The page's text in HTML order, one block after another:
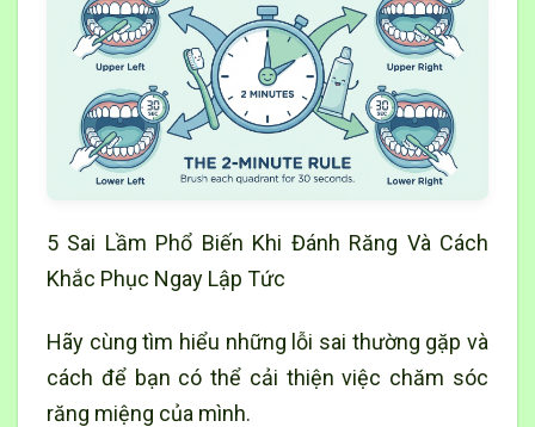
5 Sai Lầm Phổ Biến Khi Đánh Răng Và Cách
Khắc Phục Ngay Lập Tức
Hãy cùng tìm hiểu những lỗi sai thường gặp và
cách để bạn có thể cải thiện việc chăm sóc
răng miệng của mình.